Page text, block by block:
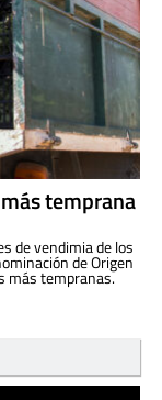
temprana
de vendimia de los
de Origen
más tempranas.